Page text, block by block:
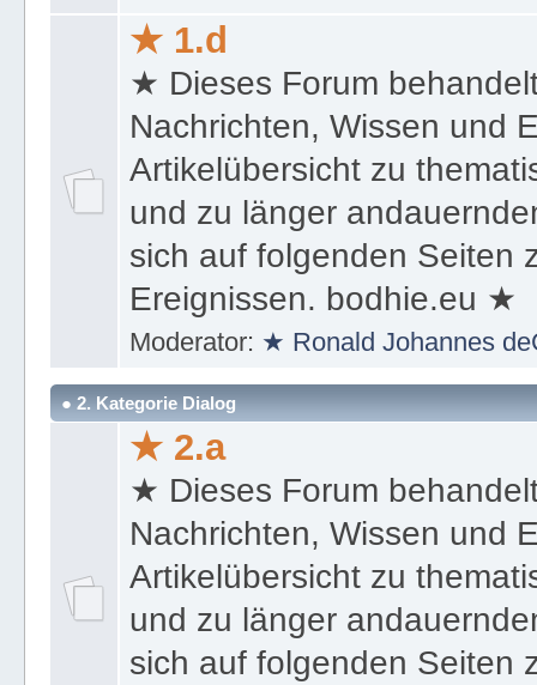
★ 1.d
★ Dieses Forum
Nachrichten, Wissen und
Artikelübersicht zu
und zu länger
sich auf folgenden Seiten
Ereignissen. bodhie.eu ★
Moderator: ★ Ronald Johannes
● 2. Kategorie Dialog
★ 2.a
★ Dieses Forum
Nachrichten, Wissen und
Artikelübersicht zu
und zu länger
sich auf folgenden Seiten